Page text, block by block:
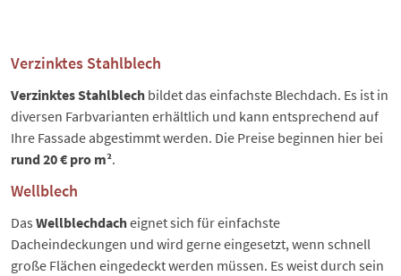
Verzinktes Stahlblech
Verzinktes Stahlblech bildet das einfachste Blechdach. Es ist in
diversen Farbvarianten erhältlich und kann entsprechend auf
Ihre Fassade abgestimmt werden. Die Preise beginnen hier bei
rund 20 € pro m².
Wellblech
Das Wellblechdacheignet sich für einfachste
Dacheindeckungen und wird gerne eingesetzt, wenn schnell
große Flächen eingedeckt werden müssen. Es weist durch sein